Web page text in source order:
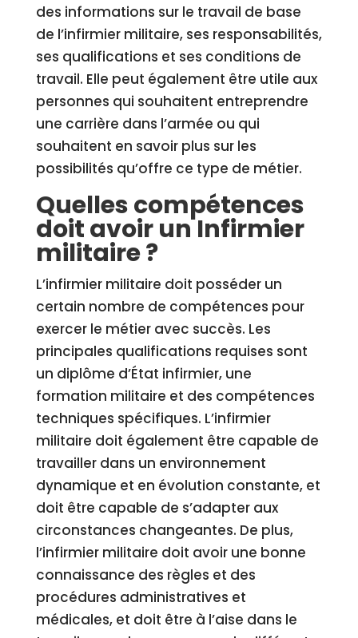
des informations sur le travail de base
de l’infirmier militaire, ses responsabilités,
ses qualifications et ses conditions de
travail. Elle peut également être utile aux
personnes qui souhaitent entreprendre
une carrière dans l’armée ou qui
souhaitent en savoir plus sur les
possibilités qu’offre ce type de métier.
Quelles compétences
doit avoir un Infirmier
militaire ?
L’infirmier militaire doit posséder un
certain nombre de compétences pour
exercer le métier avec succès. Les
principales qualifications requises sont
un diplôme d’État infirmier, une
formation militaire et des compétences
techniques spécifiques. L’infirmier
militaire doit également être capable de
travailler dans un environnement
dynamique et en évolution constante, et
doit être capable de s’adapter aux
circonstances changeantes. De plus,
l’infirmier militaire doit avoir une bonne
connaissance des règles et des
procédures administratives et
médicales, et doit être à l’aise dans le